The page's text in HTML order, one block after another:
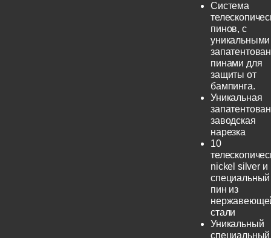
Система
пинов, с
уникальными
пинами для
защиты от
бампинга.
Уникальная
заводская
нарезка
10
nickel silver и
специальный
пин из
стали
Уникальный
специальный